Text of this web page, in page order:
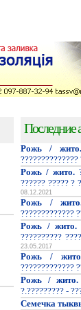
Последние
Рожь / жито.
Рожь / жито.
?????? ????? ?
08.12.2021
Рожь /
?????????????
Рожь / жито.
??????????
23.05.2017
Рожь /
?????????????
Рожь / жито.
?.????????? -
Семечка